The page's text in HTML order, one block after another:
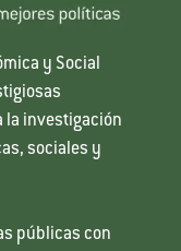
y Social
la investigación
sociales y
públicas con